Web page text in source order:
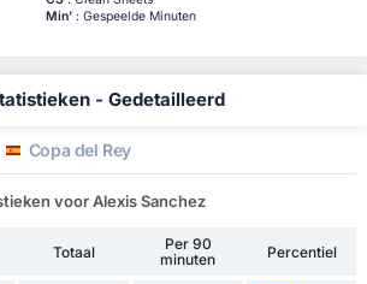
Min': Gespeelde Minuten
- Gedetailleerd
Copa del Rey
voor Alexis Sanchez
Totaal
Per 90
minuten
Percentiel